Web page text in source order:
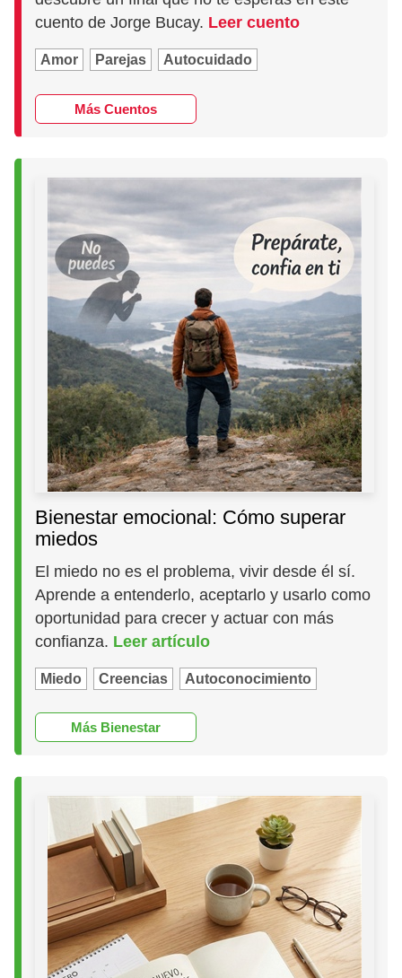
cuento de Jorge Bucay. Leer cuento
Amor Parejas Autocuidado
Más Cuentos
Bienestar emocional: Cómo superar
miedos
El miedo no es el problema, vivir desde él sí.
Aprende a entenderlo, aceptarlo y usarlo como
oportunidad para crecer y actuar con más
confianza. Leer artículo
Miedo Creencias Autoconocimiento
Más Bienestar